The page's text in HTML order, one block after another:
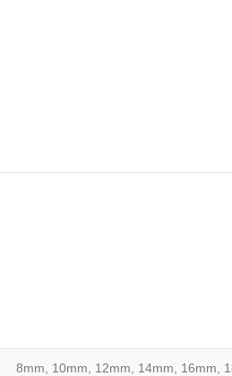
8mm, 10mm, 12mm, 14mm, 16mm,